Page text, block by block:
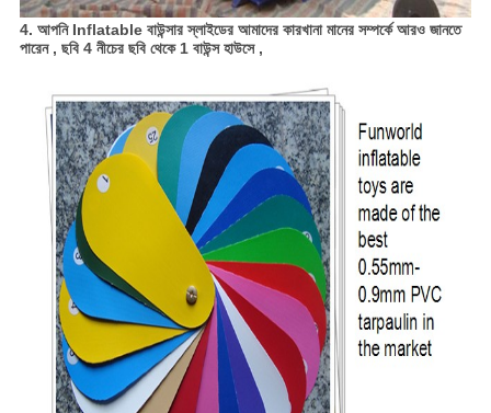
4. আপনি Inflatable বাউন্সার স্লাইডেরআমাদের কারখানা মানের সম্পর্কে আরও জানতে
পারেন , ছবি 4নীচের ছবি থেকে 1 বাউন্স হাউসে,